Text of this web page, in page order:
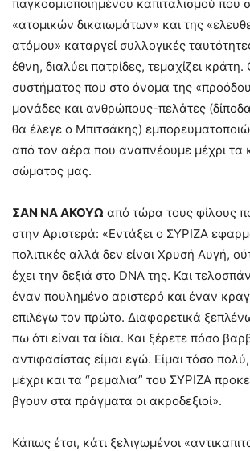
παγκοσμιοποιημένου καπιταλισμού που
«ατομικών δικαιωμάτων» και της
ατόμου» καταργεί συλλογικές
έθνη, διαλύει πατρίδες, τεμαχίζει
συστήματος που στο όνομα της
μονάδες και ανθρώπους-πελάτες
θα έλεγε ο Μπιτσάκης)
από τον αέρα που αναπνέουμε μέχρι τα
σώματος μας.
ΣΑΝ ΝΑ ΑΚΟΥΩ από τώρα τους φίλους
στην Αριστερά: «Εντάξει ο ΣΥΡΙΖΑ
πολιτικές αλλά δεν είναι Χρυσή Αυγή,
έχει την δεξιά στο DNA της. Και
έναν πουλημένο αριστερό και έναν
επιλέγω τον πρώτο. Διαφορετικά
πω ότι είναι τα ίδια. Και ξέρετε πόσο
αντιφασίστας είμαι εγώ. Είμαι τόσο
μέχρι και τα “ρεμαλια” του ΣΥΡΙΖΑ
βγουν στα πράγματα οι ακροδεξιοί».
Κάπως έτσι, κάτι ξελιγωμένοι